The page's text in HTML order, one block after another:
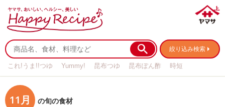
絞り込み検索
これ!うま!!つゆ Yummy! 昆布つゆ 昆布ぽん酢
時短
11月 の旬の食材